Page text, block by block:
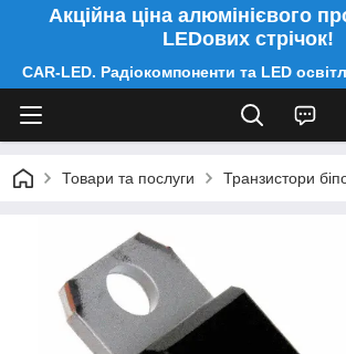
Акційна ціна алюмінієвого
LEDових стрічок!
CAR-LED. Радіокомпоненти та LED
Товари та послуги Транзистори